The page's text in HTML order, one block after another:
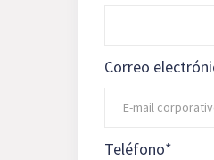
Correo
Teléfono*